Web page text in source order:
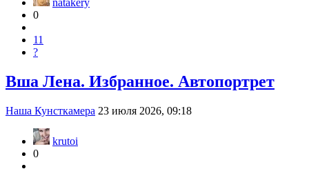
natakery
0
11
?
Вша Лена. Избранное. Автопортрет
Наша Кунсткамера 23 июля 2026, 09:18
krutoi
0